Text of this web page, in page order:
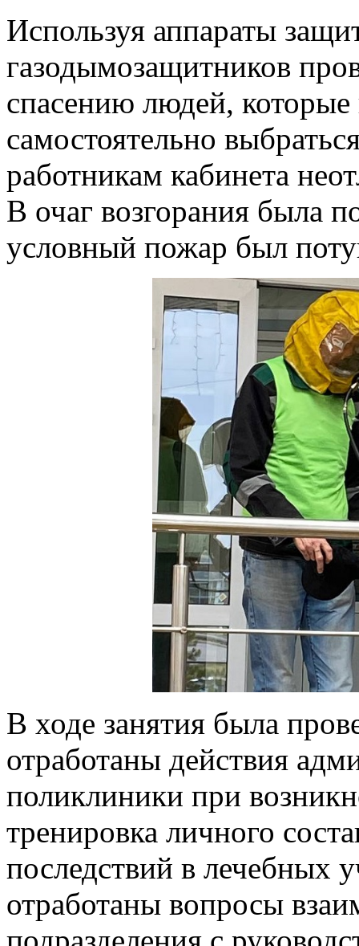
Используя аппараты
газодымозащитников
спасению людей,
самостоятельно
работникам кабинета
В очаг возгорания была
условный пожар был
В ходе занятия была
отработаны действия
поликлиники при
тренировка личного
последствий в лечебных
отработаны вопросы